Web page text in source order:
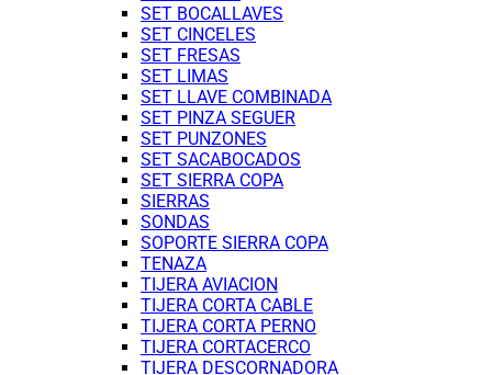
SET BOCALLAVES
SET CINCELES
SET FRESAS
SET LIMAS
SET LLAVE COMBINADA
SET PINZA SEGUER
SET PUNZONES
SET SACABOCADOS
SET SIERRA COPA
SIERRAS
SONDAS
SOPORTE SIERRA COPA
TENAZA
TIJERA AVIACION
TIJERA CORTA CABLE
TIJERA CORTA PERNO
TIJERA CORTACERCO
TIJERA DESCORNADORA